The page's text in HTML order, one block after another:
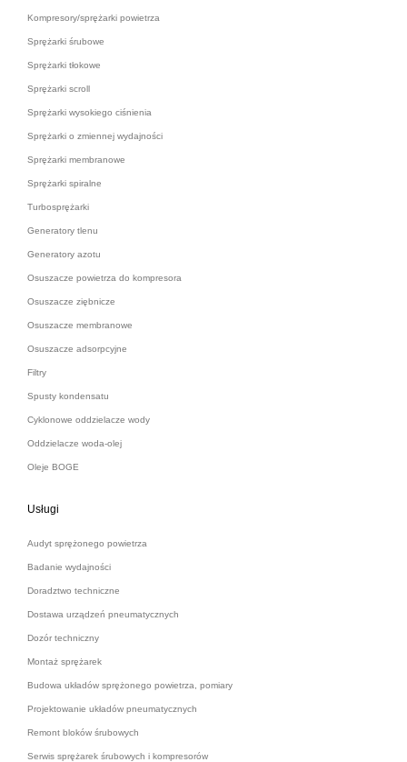
Kompresory/sprężarki powietrza
Sprężarki śrubowe
Sprężarki tłokowe
Sprężarki scroll
Sprężarki wysokiego ciśnienia
Sprężarki o zmiennej wydajności
Sprężarki membranowe
Sprężarki spiralne
Turbosprężarki
Generatory tlenu
Generatory azotu
Osuszacze powietrza do kompresora
Osuszacze ziębnicze
Osuszacze membranowe
Osuszacze adsorpcyjne
Filtry
Spusty kondensatu
Cyklonowe oddzielacze wody
Oddzielacze woda-olej
Oleje BOGE
Usługi
Audyt sprężonego powietrza
Badanie wydajności
Doradztwo techniczne
Dostawa urządzeń pneumatycznych
Dozór techniczny
Montaż sprężarek
Budowa układów sprężonego powietrza, pomiary
Projektowanie układów pneumatycznych
Remont bloków śrubowych
Serwis sprężarek śrubowych i kompresorów